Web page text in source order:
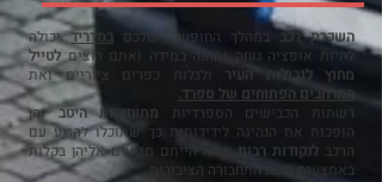
השכרת רכבבמהלך החופשה שלכם במדריד יכולה
להיות אופציה נוחה ומהנה במידה ואתם רוציםלטייל
מחוץ לגבולות העיר ולגלות כפרים ציוריים ואת
המרחבים הפתוחים של ספרד.
רשתות הכבישים הספרדיות מתוחזקות היטבוהן
הופכות את הנהיגה לידידותית כך שתוכלו להגיע עם
הרכב לנקודות רבותשלא הייתם מגיעים אליהן בקלות
באמצעות רשת התחבורה הציבורית.